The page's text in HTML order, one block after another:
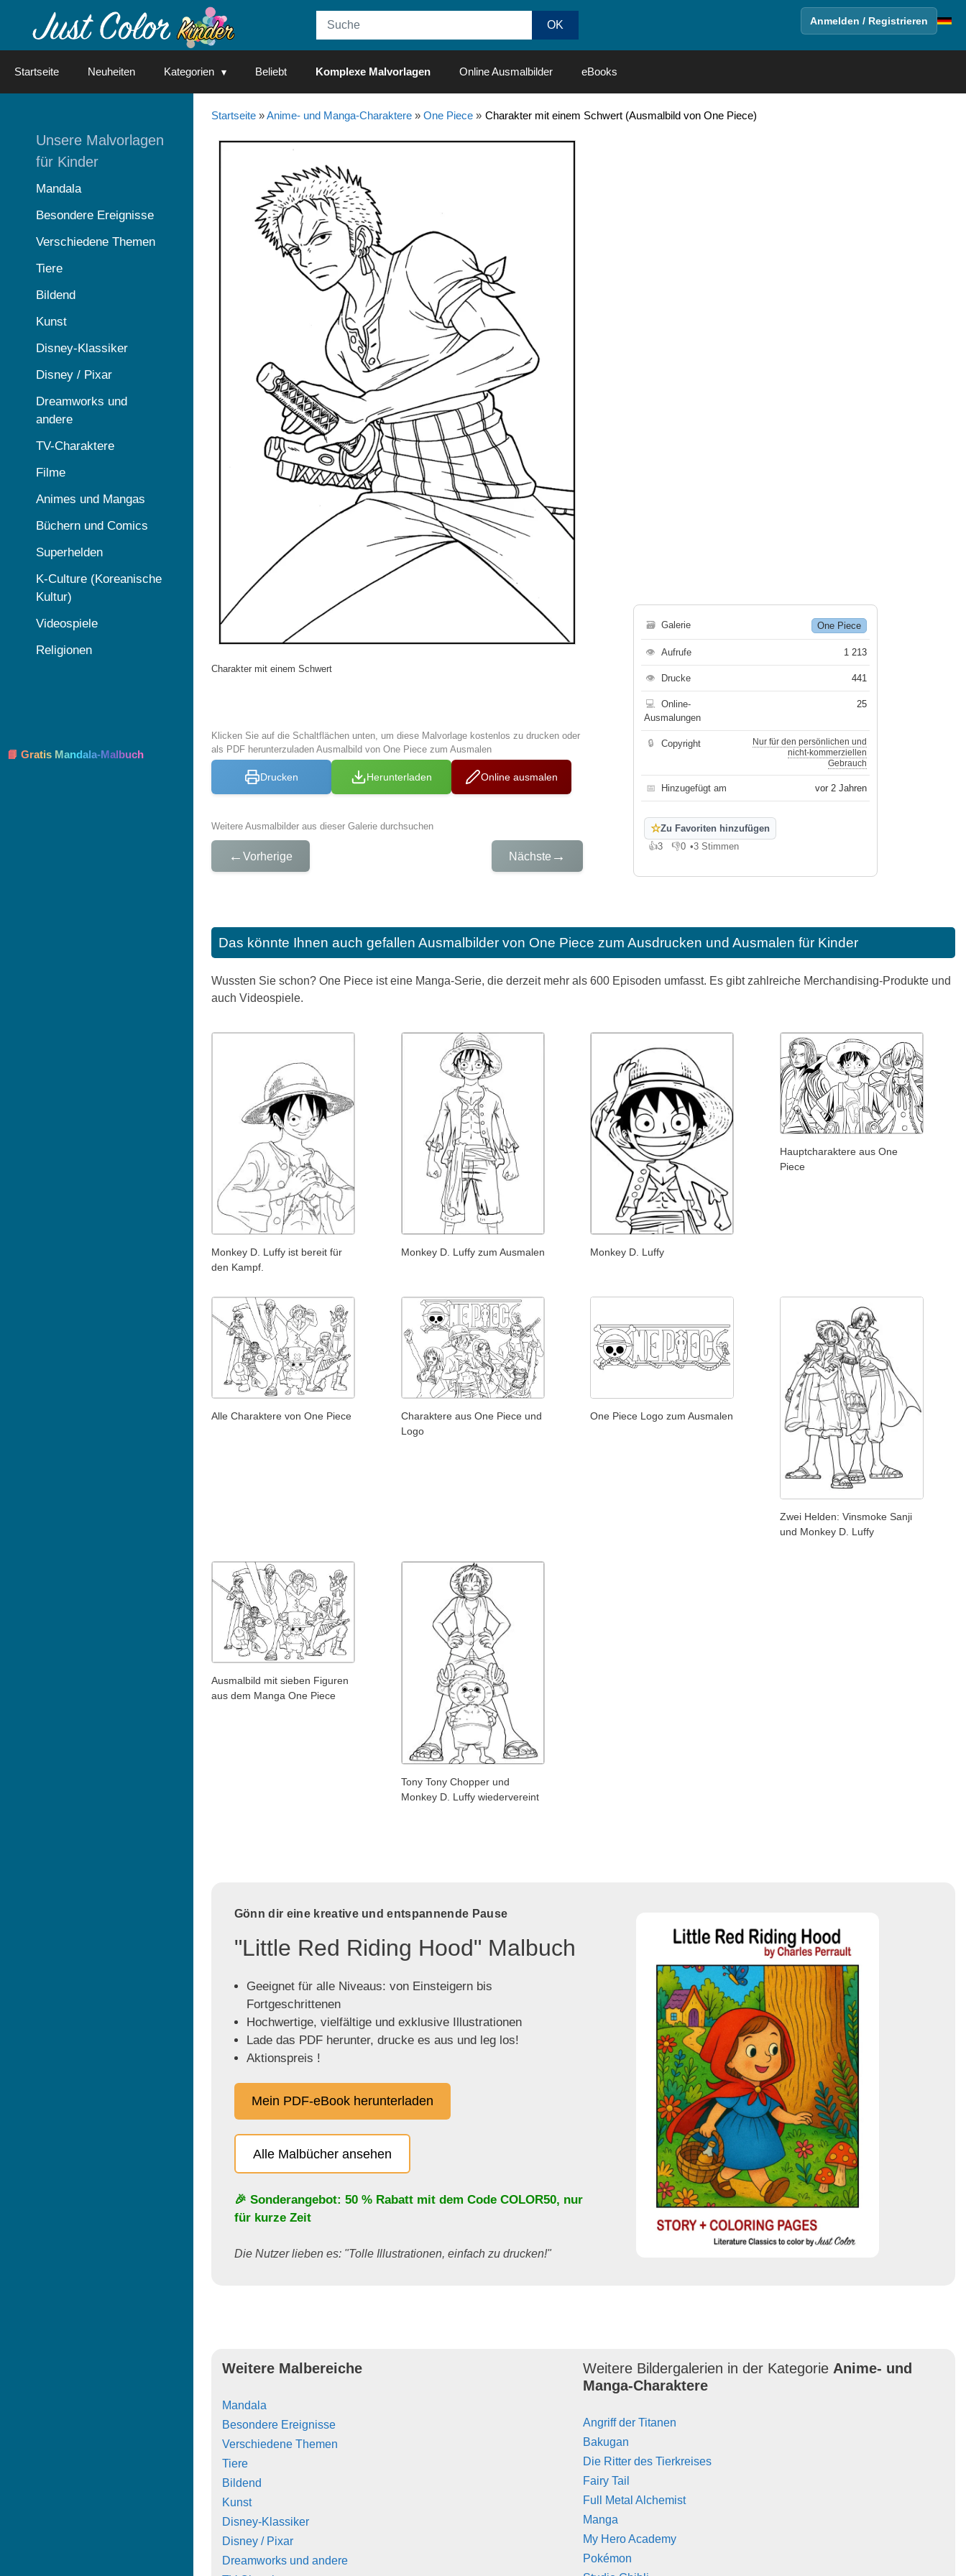
Anmelden / Registrieren
Startseite Neuheiten Kategorien Beliebt Komplexe Malvorlagen Online Ausmalbilder eBooks
Startseite»Anime- und Manga-Charaktere» One Piece» Charakter mit einem Schwert (Ausmalbild von One Piece)
Charakter mit einem Schwert
Klicken Sie auf die Schaltflächen unten, um diese Malvorlage kostenlos zu drucken oder
als PDF herunterzuladen Ausmalbild von One Piece zum Ausmalen
Drucken Herunterladen Online ausmalen
Weitere Ausmalbilder aus dieser Galerie durchsuchen
← Vorherige Nächste →
🗃 Galerie One Piece
👁 Aufrufe 1 213
👁 Drucke 441
💻
Online-
Ausmalungen
25
🔒 Copyright
Nur für den persönlichen und
nicht-kommerziellen
Gebrauch
📅 Hinzugefügt am vor 2 Jahren
☆Zu Favoriten hinzufügen
👍3
Gefällt mir
👎0
Gefällt mir nicht
•3 Stimmen
Das könnte Ihnen auch gefallen Ausmalbilder von One Piece zum Ausdrucken und Ausmalen für Kinder
Wussten Sie schon? One Piece ist eine Manga-Serie, die derzeit mehr als 600 Episoden umfasst. Es gibt zahlreiche Merchandising-Produkte und
auch Videospiele.
Monkey D. Luffy ist bereit für
den Kampf.
Monkey D. Luffy zum Ausmalen Monkey D. Luffy
Hauptcharaktere aus One
Piece
Alle Charaktere von One Piece
Charaktere aus One Piece und
Logo
One Piece Logo zum Ausmalen
Zwei Helden: Vinsmoke Sanji
und Monkey D. Luffy
Ausmalbild mit sieben Figuren
aus dem Manga One Piece
Tony Tony Chopper und
Monkey D. Luffy wiedervereint
Gönn dir eine kreative und entspannende Pause
"Little Red Riding Hood" Malbuch
Geeignet für alle Niveaus: von Einsteigern bis
Fortgeschrittenen
Hochwertige, vielfältige und exklusive Illustrationen
Lade das PDF herunter, drucke es aus und leg los!
Aktionspreis !
Mein PDF-eBook herunterladen
Alle Malbücher ansehen
🎉 Sonderangebot: 50 % Rabatt mit dem Code COLOR50, nur
für kurze Zeit
Die Nutzer lieben es: "Tolle Illustrationen, einfach zu drucken!"
Weitere Malbereiche
Mandala
Besondere Ereignisse
Verschiedene Themen
Tiere
Bildend
Kunst
Disney-Klassiker
Disney / Pixar
Dreamworks und andere
Weitere Bildergalerien in der Kategorie Anime- und
Manga-Charaktere
Angriff der Titanen
Bakugan
Die Ritter des Tierkreises
Fairy Tail
Full Metal Alchemist
Manga
My Hero Academy
Pokémon
Unsere Malvorlagen
für Kinder
Mandala
Besondere Ereignisse
Verschiedene Themen
Tiere
Bildend
Kunst
Disney-Klassiker
Disney / Pixar
Dreamworks und
andere
TV-Charaktere
Filme
Animes und Mangas
Büchern und Comics
Superhelden
K-Culture (Koreanische
Kultur)
Videospiele
Religionen
📘 Gratis Mandala-Malbuch